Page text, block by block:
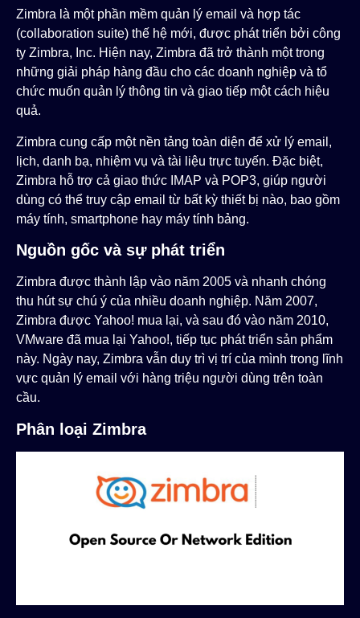
Zimbra là một phần mềm quản lý email và hợp tác
(collaboration suite) thế hệ mới, được phát triển bởi công
ty Zimbra, Inc. Hiện nay, Zimbra đã trở thành một trong
những giải pháp hàng đầu cho các doanh nghiệp và tổ
chức muốn quản lý thông tin và giao tiếp một cách hiệu
quả.
Zimbra cung cấp một nền tảng toàn diện để xử lý email,
lịch, danh bạ, nhiệm vụ và tài liệu trực tuyến. Đặc biệt,
Zimbra hỗ trợ cả giao thức IMAP và POP3, giúp người
dùng có thể truy cập email từ bất kỳ thiết bị nào, bao gồm
máy tính, smartphone hay máy tính bảng.
Nguồn gốc và sự phát triển
Zimbra được thành lập vào năm 2005 và nhanh chóng
thu hút sự chú ý của nhiều doanh nghiệp. Năm 2007,
Zimbra được Yahoo! mua lại, và sau đó vào năm 2010,
VMware đã mua lại Yahoo!, tiếp tục phát triển sản phẩm
này. Ngày nay, Zimbra vẫn duy trì vị trí của mình trong lĩnh
vực quản lý email với hàng triệu người dùng trên toàn
cầu.
Phân loại Zimbra